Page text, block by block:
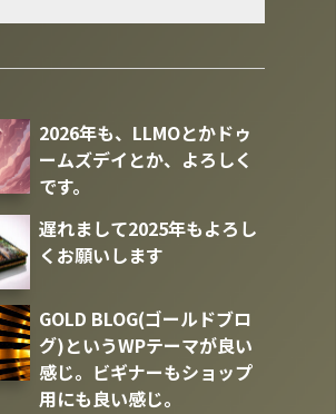
2026年も、LLMOとかドゥ
ームズデイとか、よろしく
です。
遅れまして2025年もよろし
くお願いします
GOLD BLOG(ゴールドブロ
グ)というWPテーマが良い
感じ。ビギナーもショップ
用にも良い感じ。